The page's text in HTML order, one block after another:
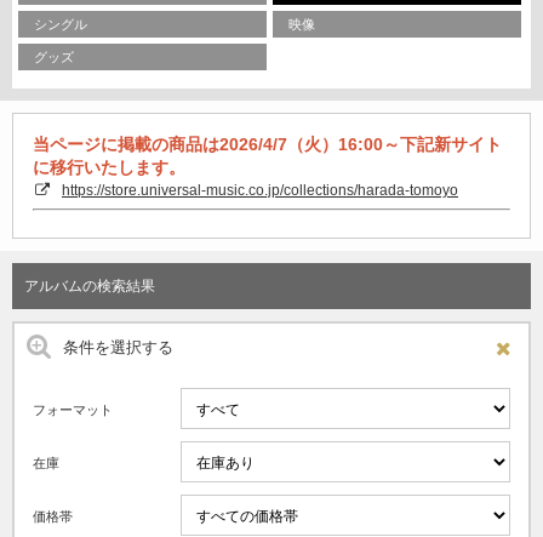
シングル 映像
グッズ
当ページに掲載の商品は2026/4/7（火）16:00～下記新サイト
に移行いたします。
https://store.universal-music.co.jp/collections/harada-tomoyo
アルバムの検索結果
条件を選択する
フォーマット
在庫
価格帯